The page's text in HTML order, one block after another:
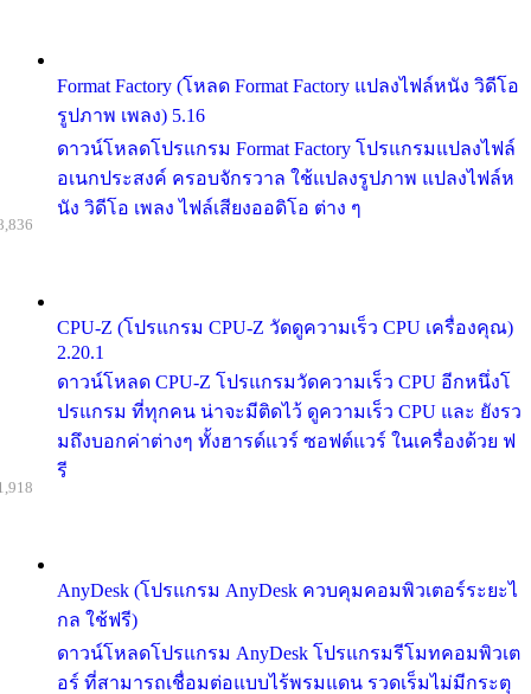
Format Factory (โหลด Format Factory แปลงไฟล์หนัง วิดีโอ
รูปภาพ เพลง) 5.16
ดาวน์โหลดโปรแกรม Format Factory โปรแกรมแปลงไฟล์
อเนกประสงค์ ครอบจักรวาล ใช้แปลงรูปภาพ แปลงไฟล์ห
นัง วิดีโอ เพลง ไฟล์เสียงออดิโอ ต่าง ๆ
CPU-Z (โปรแกรม CPU-Z วัดดูความเร็ว CPU เครื่องคุณ)
2.20.1
ดาวน์โหลด CPU-Z โปรแกรมวัดความเร็ว CPU อีกหนึ่งโ
ปรแกรม ที่ทุกคน น่าจะมีติดไว้ ดูความเร็ว CPU และ ยังรว
มถึงบอกค่าต่างๆ ทั้งฮารด์แวร์ ซอฟต์แวร์ ในเครื่องด้วย ฟ
รี
AnyDesk (โปรแกรม AnyDesk ควบคุมคอมพิวเตอร์ระยะไ
กล ใช้ฟรี)
ดาวน์โหลดโปรแกรม AnyDesk โปรแกรมรีโมทคอมพิวเต
อร์ ที่สามารถเชื่อมต่อแบบไร้พรมแดน รวดเร็มไม่มีกระตุ